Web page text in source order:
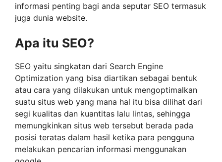
informasi penting bagi anda seputar SEO termasuk
juga dunia website.
Apa itu SEO?
SEO yaitu singkatan dari Search Engine
Optimization yang bisa diartikan sebagai bentuk
atau cara yang dilakukan untuk mengoptimalkan
suatu situs web yang mana hal itu bisa dilihat dari
segi kualitas dan kuantitas lalu lintas, sehingga
memungkinkan situs web tersebut berada pada
posisi teratas dalam hasil ketika para pengguna
melakukan pencarian informasi menggunakan